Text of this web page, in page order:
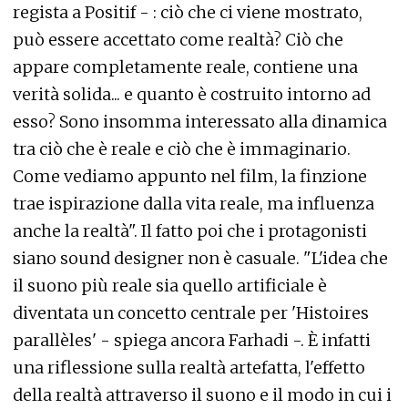
regista a Positif - : ciò che ci viene mostrato,
può essere accettato come realtà? Ciò che
appare completamente reale, contiene una
verità solida... e quanto è costruito intorno ad
esso? Sono insomma interessato alla dinamica
tra ciò che è reale e ciò che è immaginario.
Come vediamo appunto nel film, la finzione
trae ispirazione dalla vita reale, ma influenza
anche la realtà". Il fatto poi che i protagonisti
siano sound designer non è casuale. "L'idea che
il suono più reale sia quello artificiale è
diventata un concetto centrale per 'Histoires
parallèles' - spiega ancora Farhadi -. È infatti
una riflessione sulla realtà artefatta, l'effetto
della realtà attraverso il suono e il modo in cui i